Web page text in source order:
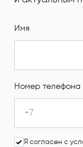
Имя
Номер телефона
Я согласен с